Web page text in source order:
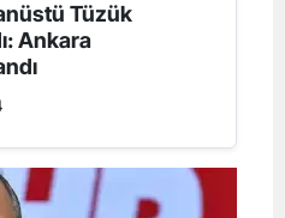
Tüzük
Ankara